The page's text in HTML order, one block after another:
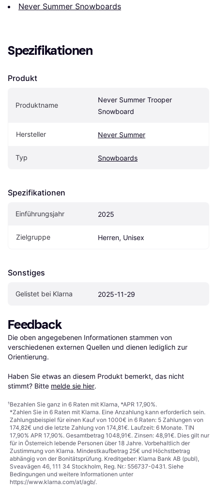
Never Summer Snowboards
Spezifikationen
Produkt
Produktname
Never Summer Trooper
Snowboard
Hersteller Never Summer
Typ Snowboards
Spezifikationen
Einführungsjahr 2025
Zielgruppe Herren, Unisex
Sonstiges
Gelistet bei Klarna 2025-11-29
Feedback
Die oben angegebenen Informationen stammen von
verschiedenen externen Quellen und dienen lediglich zur
Orientierung.
Haben Sie etwas an diesem Produkt bemerkt, das nicht
stimmt? Bitte melde sie hier.
¹Bezahlen Sie ganz in 6 Raten mit Klarna, *APR 17,90%.
*Zahlen Sie in 6 Raten mit Klarna. Eine Anzahlung kann erforderlich sein.
Zahlungsbeispiel für einen Kauf von 1000€ in 6 Raten: 5 Zahlungen von
174,82€ und die letzte Zahlung von 174,81€. Laufzeit: 6 Monate. TIN
17,90% APR 17,90%. Gesamtbetrag 1048,91€. Zinsen: 48,91€. Dies gilt nur
für in Österreich lebende Personen über 18 Jahre. Vorbehaltlich der
Zustimmung von Klarna. Mindestkaufbetrag 25€ und Höchstbetrag
abhängig von der Bonitätsprüfung. Kreditgeber: Klarna Bank AB (publ),
Sveavägen 46, 111 34 Stockholm, Reg. Nr.: 556737-0431. Siehe
Bedingungen und weitere Informationen unter
https://www.klarna.com/at/agb/.